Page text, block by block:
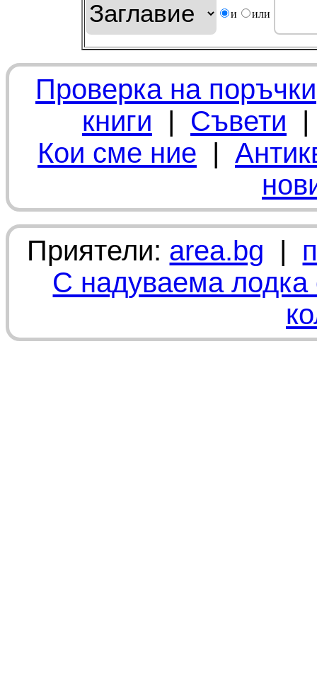
и или
Проверка на поръчки
книги | Съвети
Кои сме ние |
Приятели: area.bg |
С надуваема лодка